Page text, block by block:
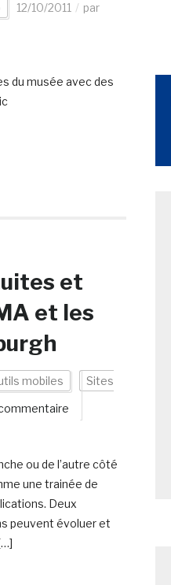
12/10/2011
par
du musée avec des
et
et les
mobiles Sites
ou de l’autre côté
une trainée de
Deux
peuvent évoluer et